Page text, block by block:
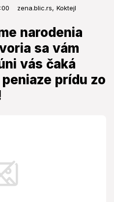
zena.blic.rs, Koktejl
narodenia
sa vám
vás čaká
prídu zo
11:00
narodenia
sa vám zlaté
čaká šialené
zo všetkých
aj vy?